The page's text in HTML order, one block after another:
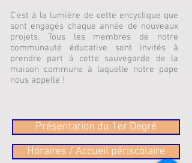
C'est à la lumière de cette encyclique que
sont engagés chaque année de nouveaux
projets. Tous les membres de notre
communauté éducative sont invités à
prendre part à cette sauvegarde de la
maison commune à laquelle notre pape
nous appelle !
Présentation du 1er Degré
Horaires / Accueil périscolaire